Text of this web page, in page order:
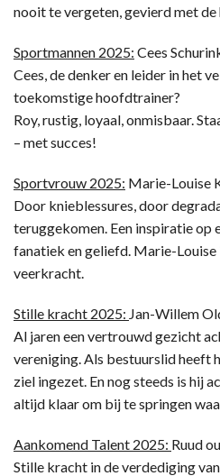
nooit te vergeten, gevierd met
Sportmannen 2025: Cees
Cees, de denker en leider in het
toekomstige hoofdtrainer?
Roy, rustig, loyaal, onmisbaar.
– met succes!
Sportvrouw 2025: Marie-Louise
Door knieblessures, door
teruggekomen. Een inspiratie op
fanatiek en geliefd. Marie-
veerkracht.
Stille kracht 2025: Jan-Willem
Al jaren een vertrouwd gezicht
vereniging. Als bestuurslid heeft
ziel ingezet. En nog steeds is hij
altijd klaar om bij te springen
Aankomend Talent 2025: Ruud
Stille kracht in de verdediging